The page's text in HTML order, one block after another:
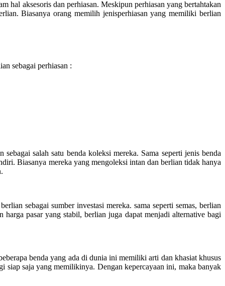
hal aksesoris dan perhiasan. Meskipun perhiasan yang bertahtakan
Biasanya orang memilih jenisperhiasan yang memiliki berlian
sebagai perhiasan :
salah satu benda koleksi mereka. Sama seperti jenis benda
Biasanya mereka yang mengoleksi intan dan berlian tidak hanya
sebagai sumber investasi mereka. sama seperti semas, berlian
pasar yang stabil, berlian juga dapat menjadi alternative bagi
benda yang ada di dunia ini memiliki arti dan khasiat khusus
siap saja yang memilikinya. Dengan kepercayaan ini, maka banyak